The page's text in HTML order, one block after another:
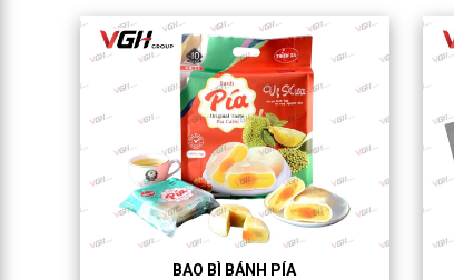
BAO BÌ BÁNH PÍA